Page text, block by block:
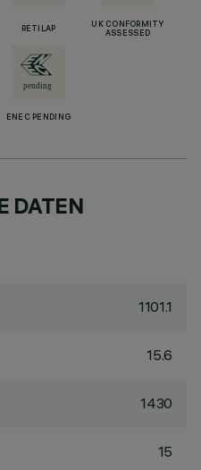
RETILAP
UK CONFORMITY
ASSESSED
ENEC PENDING
DATEN
1101.1
15.6
1430
15